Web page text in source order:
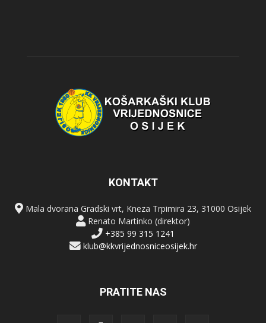
KONTAKT
Mala dvorana Gradski vrt, Kneza Trpimira 23, 31000 Osijek
Renato Martinko (direktor)
+385 99 315 1241
klub@kkvrijednosniceosijek.hr
PRATITE NAS